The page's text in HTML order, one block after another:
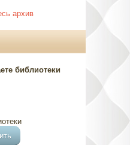
архив
библиотеки